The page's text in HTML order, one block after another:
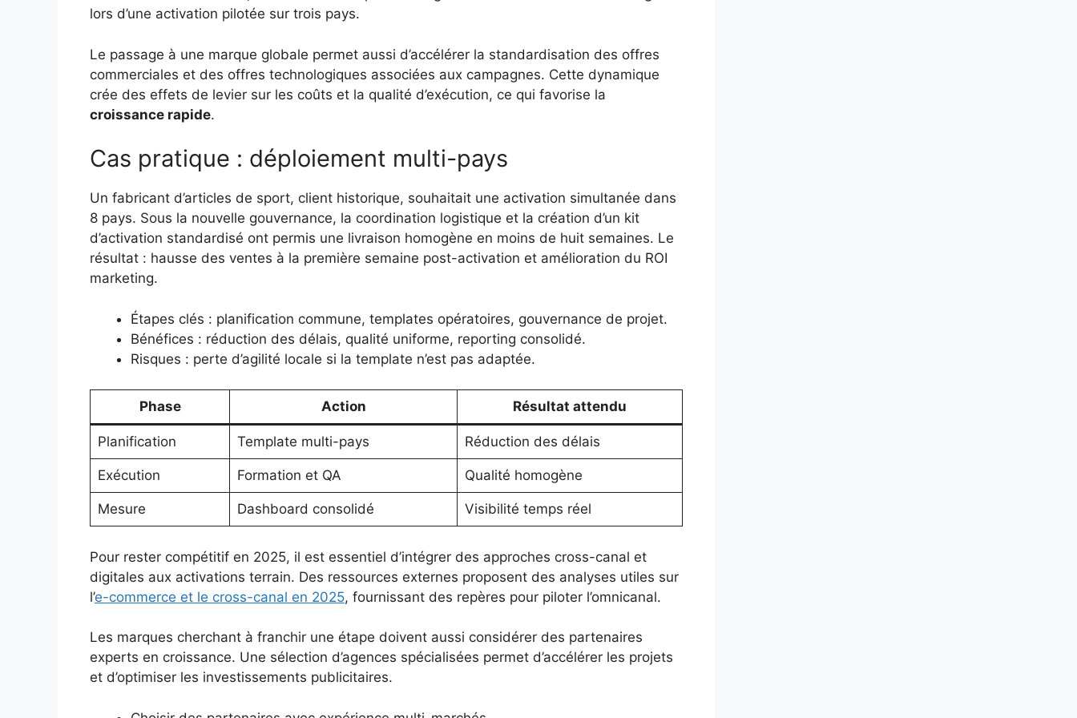
lors d’une activation pilotée sur trois pays.
Le passage à une marque globale permet aussi d’accélérer la standardisation des offres
commerciales et des offres technologiques associées aux campagnes. Cette dynamique
crée des effets de levier sur les coûts et la qualité d’exécution, ce qui favorise la
croissance rapide.
Cas pratique : déploiement multi-pays
Un fabricant d’articles de sport, client historique, souhaitait une activation simultanée dans
8 pays. Sous la nouvelle gouvernance, la coordination logistique et la création d’un kit
d’activation standardisé ont permis une livraison homogène en moins de huit semaines. Le
résultat : hausse des ventes à la première semaine post-activation et amélioration du ROI
marketing.
Étapes clés : planification commune, templates opératoires, gouvernance de projet.
Bénéfices : réduction des délais, qualité uniforme, reporting consolidé.
Risques : perte d’agilité locale si la template n’est pas adaptée.
Phase Action Résultat attendu
Planification Template multi-pays Réduction des délais
Exécution Formation et QA Qualité homogène
Mesure Dashboard consolidé Visibilité temps réel
Pour rester compétitif en 2025, il est essentiel d’intégrer des approches cross-canal et
digitales aux activations terrain. Des ressources externes proposent des analyses utiles sur
l’e-commerce et le cross-canal en 2025, fournissant des repères pour piloter l’omnicanal.
Les marques cherchant à franchir une étape doivent aussi considérer des partenaires
experts en croissance. Une sélection d’agences spécialisées permet d’accélérer les projets
et d’optimiser les investissements publicitaires.